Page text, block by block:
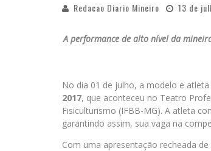
Redacao Diario Mineiro 13 de
A performance de alto nível da
No dia 01 de julho, a modelo e
2017, que aconteceu no Teatro
Fisiculturismo (IFBB-MG). A atleta
garantindo assim, sua vaga na
Com uma apresentação recheada